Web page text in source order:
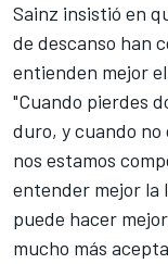
Sainz insistió en
de descanso han
entienden mejor
"Cuando pierdes
duro, y cuando
nos estamos
entender mejor la
puede hacer
mucho más